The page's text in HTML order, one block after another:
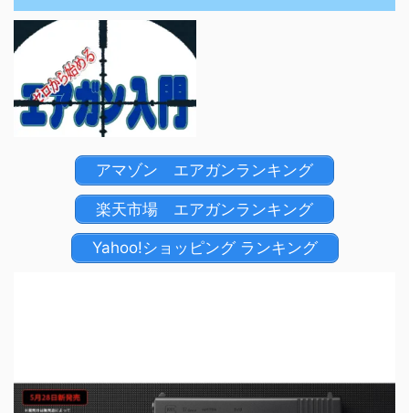
アマゾン エアガンランキング
楽天市場 エアガンランキング
Yahoo!ショッピング ランキング